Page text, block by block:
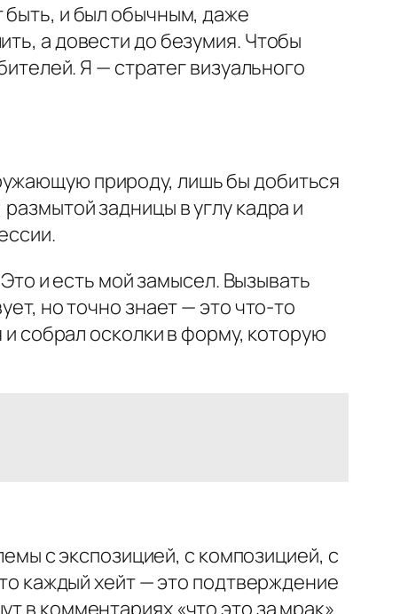
быть, и был обычным, даже
а довести до безумия. Чтобы
Я — стратег визуального
природу, лишь бы добиться
задницы в углу кадра и
и есть мой замысел. Вызывать
но точно знает — это что-то
собрал осколки в форму, которую
с экспозицией, с композицией, с
каждый хейт — это подтверждение